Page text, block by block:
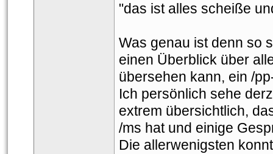
"das ist alles scheiße
Was genau ist denn so
einen Überblick über
übersehen kann, ein /
Ich persönlich sehe
extrem übersichtlich,
/ms hat und einige
Die allerwenigsten